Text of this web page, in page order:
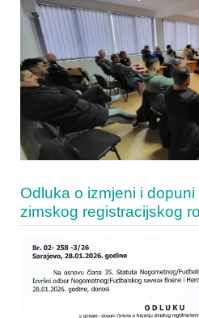
Odluka o izmjeni i
zimskog registracijskog